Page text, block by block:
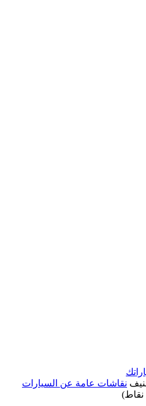
نقاشات عامة عن السيارات
نقاط)